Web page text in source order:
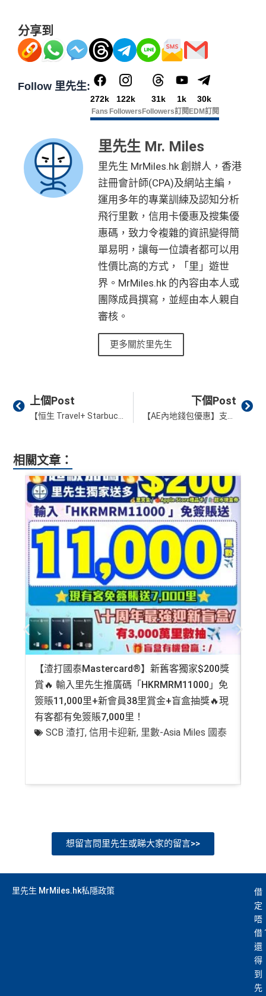
分享到
Follow 里先生:
272k
Fans
122k
Followers
31k
Followers
1k
訂閱
30k
EDM訂閱
里先生 Mr. Miles
里先生 MrMiles.hk 創辦人，香港
註冊會計師(CPA)及網站主編，
運用多年的專業訓練及認知分析
飛行里數，信用卡優惠及搜集優
惠碼，致力令複雜的資訊變得簡
單易明，讓每一位讀者都可以用
性價比高的方式，「里」遊世
界。MrMiles.hk 的內容由本人或
團隊成員撰寫，並經由本人親自
審核。
更多關於里先生
Prev
上個Post 下個Post
相關文章：
【渣打國泰Mastercard®】新舊客獨家$200獎
賞🔥 輸入里先生推廣碼「HKRMRM11000」免
簽賬11,000里+新會員38里賞金+盲盒抽獎🔥現
有客都有免簽賬7,000里！
SCB 渣打,信用卡迎新, 里數-Asia Miles 國泰
想留言問里先生或睇大家的留言>>
里先生 MrMiles.hk私隱政策
借
定
唔
借
還
得
到
先